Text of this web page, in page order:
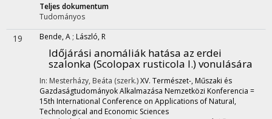
Teljes dokumentum
Tudományos
19 Bende, A ; László, R
Időjárási anomáliák hatása az erdei
szalonka (Scolopax rusticola l.) vonulására
In: Mesterházy, Beáta (szerk.)XV. Természet-, Műszaki és
Gazdaságtudományok Alkalmazása Nemzetközi Konferencia =
15th International Conference on Applications of Natural,
Technological and Economic Sciences